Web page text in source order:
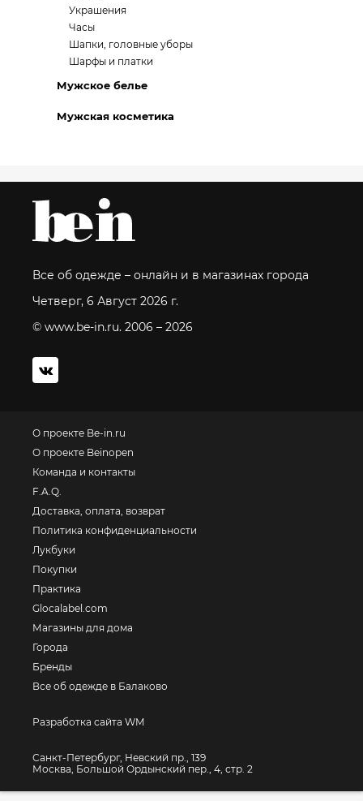
Украшения
Часы
Шапки, головные уборы
Шарфы и платки
Мужское белье
Мужская косметика
Все об одежде – онлайн и в магазинах города
Четверг, 6 Август 2026 г.
© www.be-in.ru. 2006 – 2026
О проекте Be-in.ru
О проекте Beinopen
Команда и контакты
F.A.Q.
Доставка, оплата, возврат
Политика конфиденциальности
Лукбуки
Покупки
Практика
Glocalabel.com
Магазины для дома
Города
Бренды
Все об одежде в Балаково
Разработка сайта WM
Санкт-Петербург, Невский пр., 139
Москва, Большой Ордынский пер., 4, стр. 2